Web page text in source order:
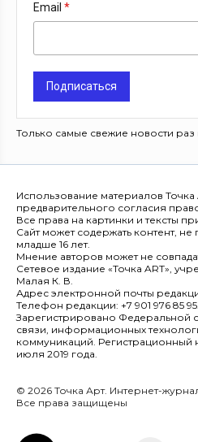
Email
Подписаться
Только самые свежие новости
Использование материалов
предварительного согласия
Все права на картинки и тексты
Сайт может содержать контент,
младше 16 лет.
Мнение авторов может не
Сетевое издание «Точка ART»,
Малая К. В.
Адрес электронной почты
Телефон редакции: +7 901 976 85 95.
Зарегистрировано Федеральной
связи, информационных
коммуникаций. Регистрационный
июля 2019 года.
© 2026 Точка Арт. Интернет-
Все права защищены